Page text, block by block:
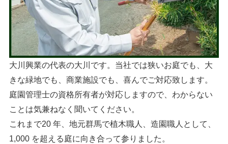
大川興業の代表の大川です。当社では狭いお庭でも、大
きな緑地でも、商業施設でも、喜んでご対応致します。
庭園管理士の資格所有者が対応しますので、わからない
ことは気兼ねなく聞いてください。
これまで20 年、地元群馬で植木職人、造園職人として、
1,000 を超える庭に向き合って参りました。